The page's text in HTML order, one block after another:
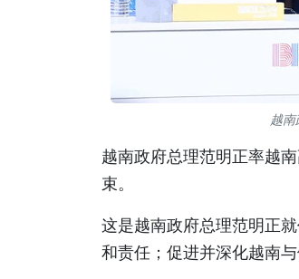
越
越南政府总理范明正率越
束。
这是越南政府总理范明正
和责任；促进并深化越南